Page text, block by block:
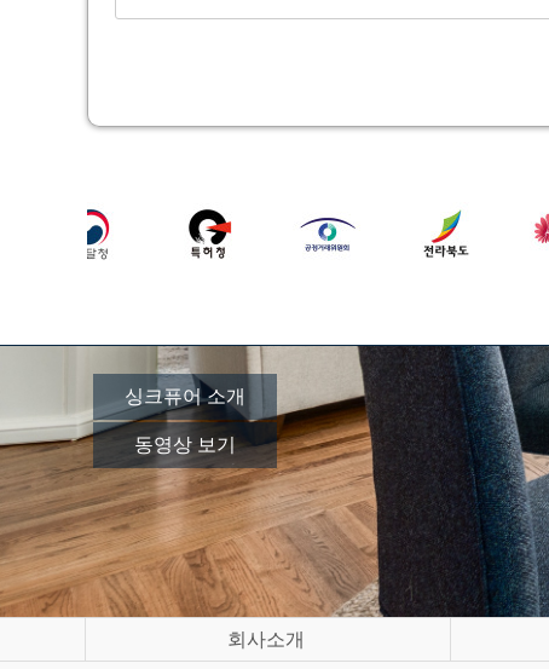
싱크퓨어 소개
동영상 보기
회사소개